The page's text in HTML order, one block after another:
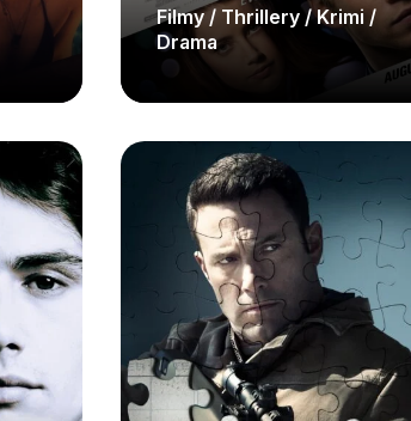
Filmy / Thrillery / Krimi /
Drama